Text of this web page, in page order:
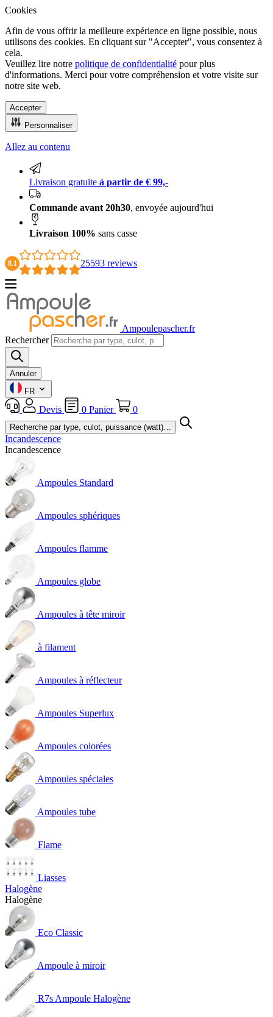
Cookies
Afin de vous offrir la meilleure expérience en ligne possible, nous
utilisons des cookies. En cliquant sur "Accepter", vous consentez à
cela.
Veuillez lire notre politique de confidentialité pour plus
d'informations. Merci pour votre compréhension et votre visite sur
notre site web.
Accepter
Personnaliser
Livraison 100% sans casse
Allez au contenu
Livraison gratuite à partir de € 99,-
Commande avant 20h30, envoyée aujourd'hui
Livraison 100% sans casse
8.1 25593 reviews
Ampoulepascher.fr
Rechercher
Annuler
FR
Devis 0 Panier 0
Incandescence
Incandescence
Ampoules Standard
Ampoules sphériques
Ampoules flamme
Ampoules globe
Ampoules à tête miroir
à filament
Ampoules à réflecteur
Ampoules Superlux
Ampoules colorées
Ampoules spéciales
Ampoules tube
Flame
Liasses
Halogène
Halogène
Eco Classic
Ampoule à miroir
R7s Ampoule Halogène